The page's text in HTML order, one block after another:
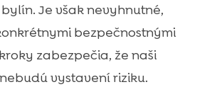
Je však nevyhnutné,
bezpečnostnými
zabezpečia, že naši
vystavení riziku.